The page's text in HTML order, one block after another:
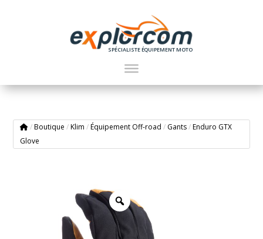
SPÉCIALISTE ÉQUIPEMENT MOTO
/ Boutique / Klim / Équipement Off-road / Gants / Enduro GTX
Glove